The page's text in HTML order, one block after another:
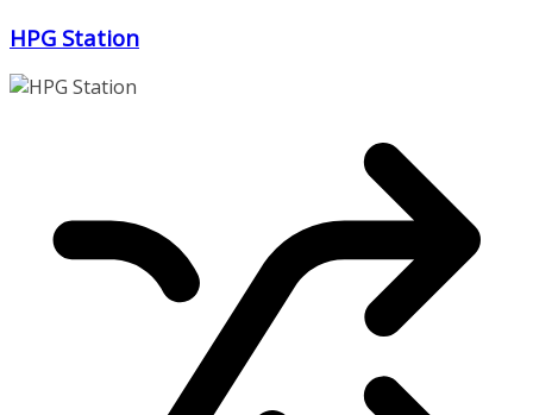
Zum
springen
HPG Station